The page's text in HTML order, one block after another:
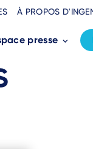
À PROPOS
presse